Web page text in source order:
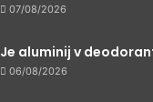
07/08/2026
Je aluminij v
06/08/2026